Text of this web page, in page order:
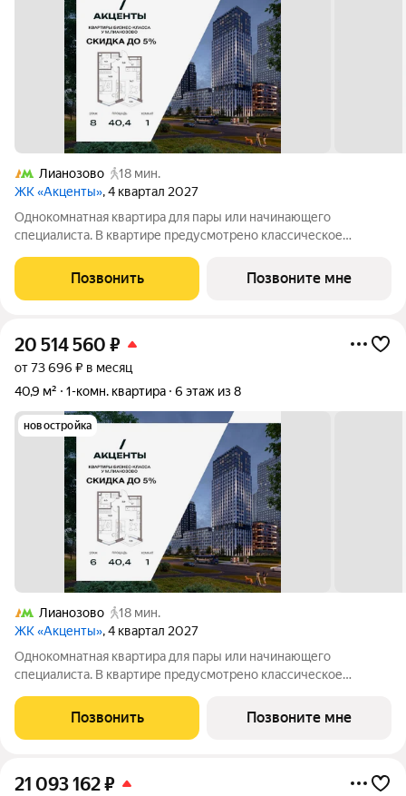
Лианозово
18 мин.
ЖК «Акценты», 4 квартал 2027
Однокомнатная квартира для пары или начинающего
специалиста. В квартире предусмотрено классическое
кухней и зоной отдыха для уютных вечеров. Приватная
спальня с зоной гардеробной и рабочим местом.
Позвонить Позвоните мне
20 514 560 ₽
от 73 696 ₽ в месяц
40,9 м²
1-комн. квартира 6 этаж из 8
новостройка
Лианозово
18 мин.
ЖК «Акценты», 4 квартал 2027
Однокомнатная квартира для пары или начинающего
специалиста. В квартире предусмотрено классическое
кухней и зоной отдыха для уютных вечеров. Приватная
спальня с зоной гардеробной и рабочим местом.
Позвонить Позвоните мне
21 093 162₽